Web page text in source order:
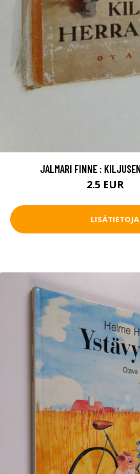
JALMARI FINNE :
2.5 EUR
LISÄTIETOJA